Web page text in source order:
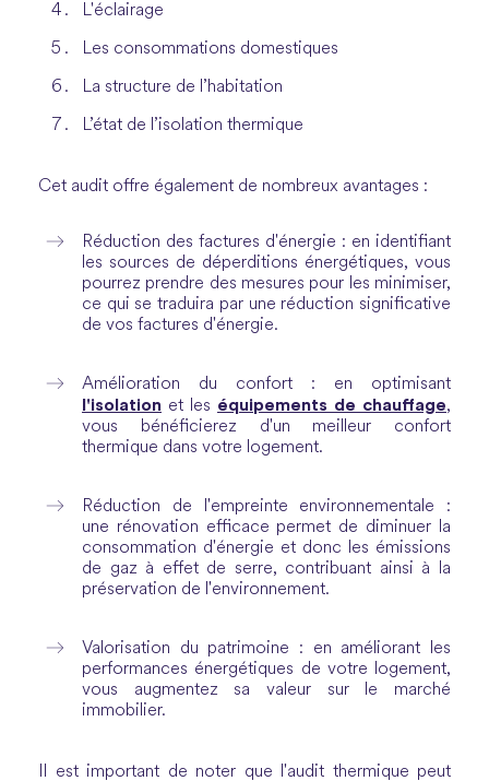
L'éclairage
Les consommations domestiques
La structure de l’habitation
L’état de l’isolation thermique
Cet audit offre également de nombreux avantages :
Réduction des factures d'énergie : en identifiant
les sources de déperditions énergétiques, vous
pourrez prendre des mesures pour les minimiser,
ce qui se traduira par une réduction significative
de vos factures d'énergie.
Amélioration du confort : en optimisant
l'isolation et les équipements de chauffage,
vous bénéficierez d'un meilleur confort
thermique dans votre logement.
Réduction de l'empreinte environnementale :
une rénovation efficace permet de diminuer la
consommation d'énergie et donc les émissions
de gaz à effet de serre, contribuant ainsi à la
préservation de l'environnement.
Valorisation du patrimoine : en améliorant les
performances énergétiques de votre logement,
vous augmentez sa valeur sur le marché
immobilier.
Il est important de noter que l'audit thermique peut